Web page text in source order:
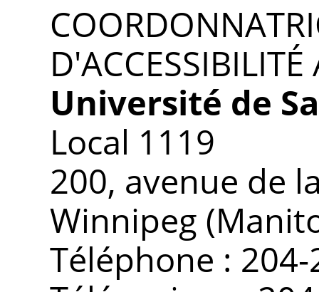
Université de
Local 1119
200, avenue de
Winnipeg
Téléphone :